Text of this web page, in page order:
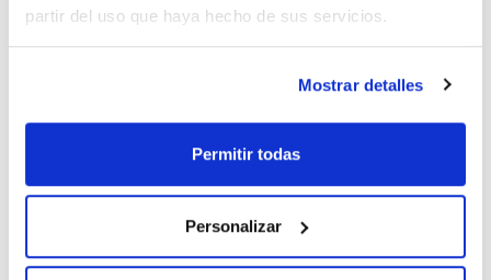
partir del uso que haya hecho de sus servicios.
Mostrar detalles
Permitir todas
Personalizar
Referencia
SGE-320990
Envase
x u.
Precio
Comprar
Descripción Pack (u.)